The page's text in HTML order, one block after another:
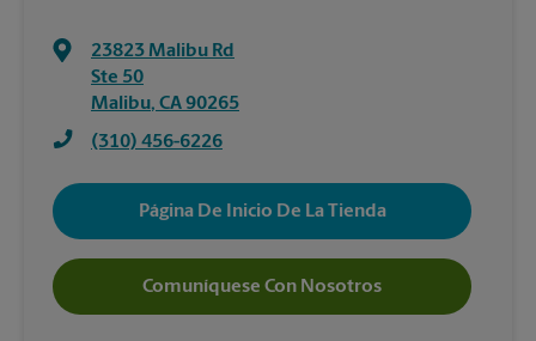
23823 Malibu Rd
Ste 50
Malibu, CA90265
(310) 456-6226
Página De Inicio De La Tienda
Comuníquese Con Nosotros